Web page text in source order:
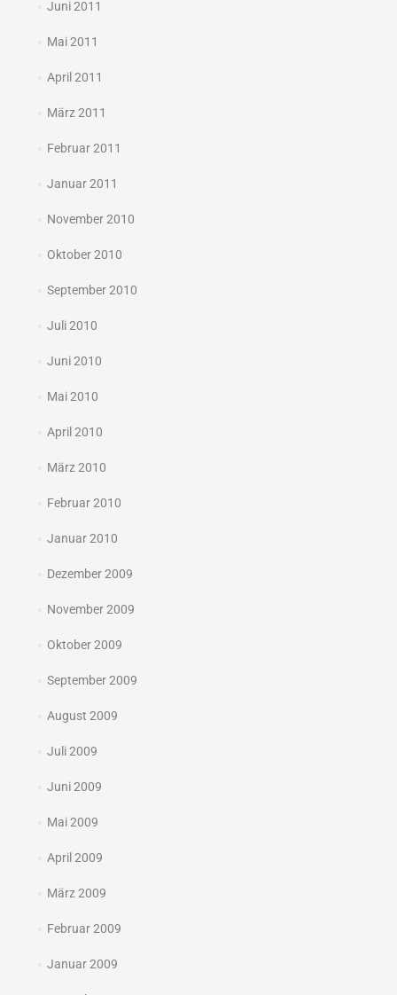
Juni 2011
Mai 2011
April 2011
März 2011
Februar 2011
Januar 2011
November 2010
Oktober 2010
September 2010
Juli 2010
Juni 2010
Mai 2010
April 2010
März 2010
Februar 2010
Januar 2010
Dezember 2009
November 2009
Oktober 2009
September 2009
August 2009
Juli 2009
Juni 2009
Mai 2009
April 2009
März 2009
Februar 2009
Januar 2009